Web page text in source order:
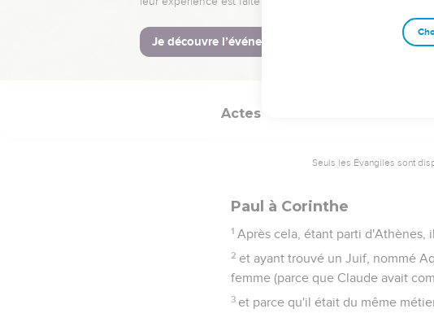
Ainsi Paul sortit du milieu d'eux.
34 Mais quelques hommes se
Actes
Seuls les Évangiles sont
Paul à Corinthe
1 Après cela, étant parti d'Athènes,
2 et ayant trouvé un Juif, nommé
femme (parce que Claude avait
3 et parce qu'il était du même